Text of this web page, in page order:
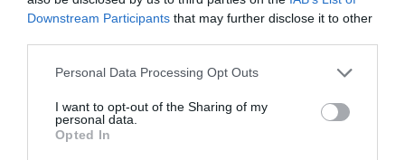
Downstream Participants that may further disclose it to other
Personal Data Processing Opt Outs
I want to opt-out of the Sharing of my
personal data.
Opted In